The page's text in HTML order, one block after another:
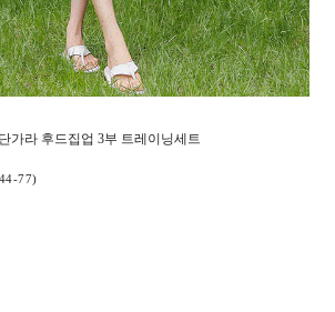
가라 후드집업 3부 트레이닝세트
77)